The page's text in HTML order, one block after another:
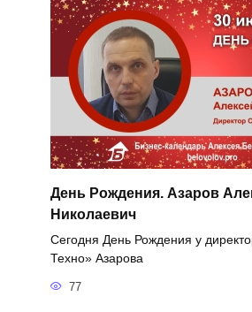
День Рождения. Азаров
Николаевич
Сегодня День Рождения у
Техно» Азарова
77